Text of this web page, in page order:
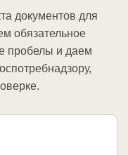
документов для
обязательное
пробелы и даем